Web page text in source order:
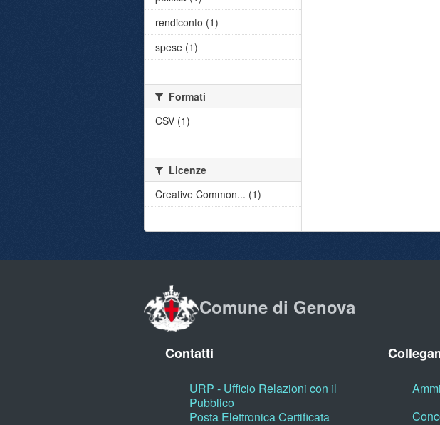
rendiconto (1)
spese (1)
Formati
CSV (1)
Licenze
Creative Common... (1)
Comune di Genova
Contatti
URP - Ufficio Relazioni con il
Pubblico
Posta Elettronica Certificata